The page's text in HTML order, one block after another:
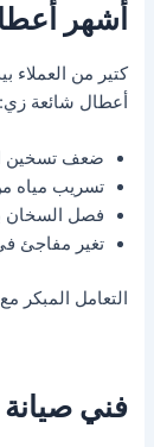
أشهر
كتير من العملاء
أعطال شائعة زي:
ضعف تسخين
تسريب مياه
فصل السخان
تغير مفاجئ
التعامل المبكر
فني